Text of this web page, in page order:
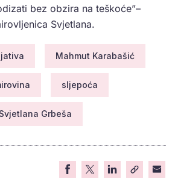
bez obzira na teškoće”–
Svjetlana.
Mahmut Karabašić
sljepoća
Svjetlana Grbeša